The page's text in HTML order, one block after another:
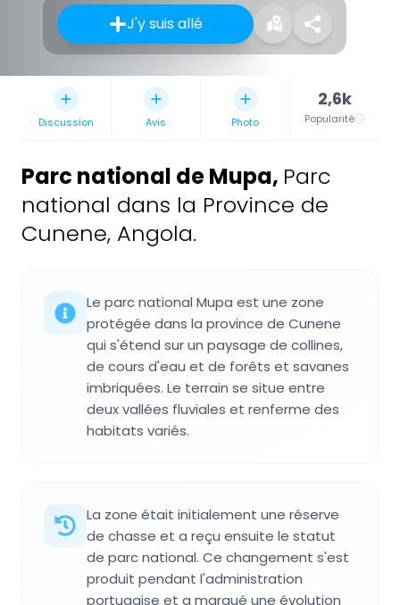
J'y suis allé
Discussion Avis Photo
2,6k
Popularité
Parc national de Mupa, Parc
national dans la Province de
Cunene, Angola.
Le parc national Mupa est une zone
protégée dans la province de Cunene
qui s'étend sur un paysage de collines,
de cours d'eau et de forêts et savanes
imbriquées. Le terrain se situe entre
deux vallées fluviales et renferme des
habitats variés.
La zone était initialement une réserve
de chasse et a reçu ensuite le statut
de parc national. Ce changement s'est
produit pendant l'administration
portugaise et a marqué une évolution